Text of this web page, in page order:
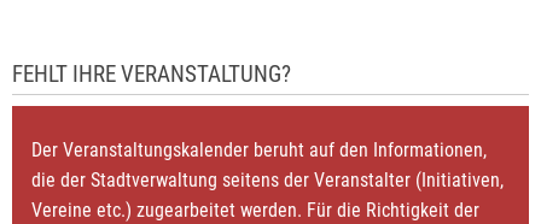
FEHLT IHRE VERANSTALTUNG?
Der Veranstaltungskalender beruht auf den Informationen,
die der Stadtverwaltung seitens der Veranstalter (Initiativen,
Vereine etc.) zugearbeitet werden. Für die Richtigkeit der